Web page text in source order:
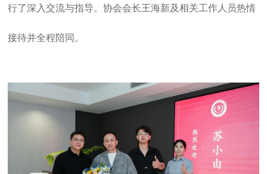
行了深入交流与指导。协会会长王海新及相关工作人员热情
接待并全程陪同。